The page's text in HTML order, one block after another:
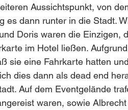
Aussichtspunkt, von
es dann runter in die Stadt.
Doris waren die Einzigen,
im Hotel ließen.
sie eine Fahrkarte hatten
dies dann als dead end
Auf dem Eventgelände
waren, sowie